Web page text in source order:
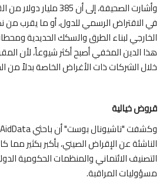
وأشارت الصحيفة، إلى أن
في الاقتراض الرسمي للدول، أو ما يقرب
الخارجي لبناء الطرق والسكك الحديدية
هذا الدين المخفي أصبح أكثر شيوعاً، لأن
خلال الشركات ذات الأغراض الخاصة بدلاً من
قروض خيالية
الناشئة عن الإقراض الصيني، بأكبر بكثير
التصنيف الائتماني والمنظمات الحكومية
مسؤوليات المراقبة.